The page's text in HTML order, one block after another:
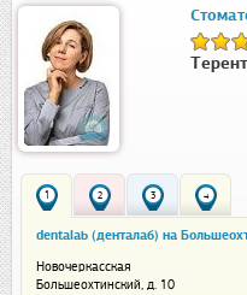
1 2 3 4
dentalab (денталаб) на
Новочеркасская
Большеохтинский, д. 10